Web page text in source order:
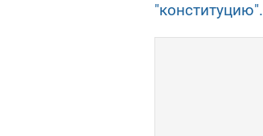
"конституцию".